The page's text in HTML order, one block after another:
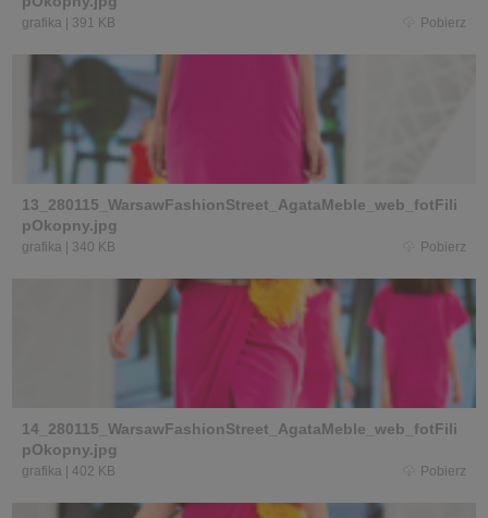
grafika 391 KB Pobierz
13_280115_WarsawFashionStreet_AgataMeble_web_fotFili
pOkopny.jpg
grafika 340 KB Pobierz
14_280115_WarsawFashionStreet_AgataMeble_web_fotFili
pOkopny.jpg
grafika 402 KB Pobierz